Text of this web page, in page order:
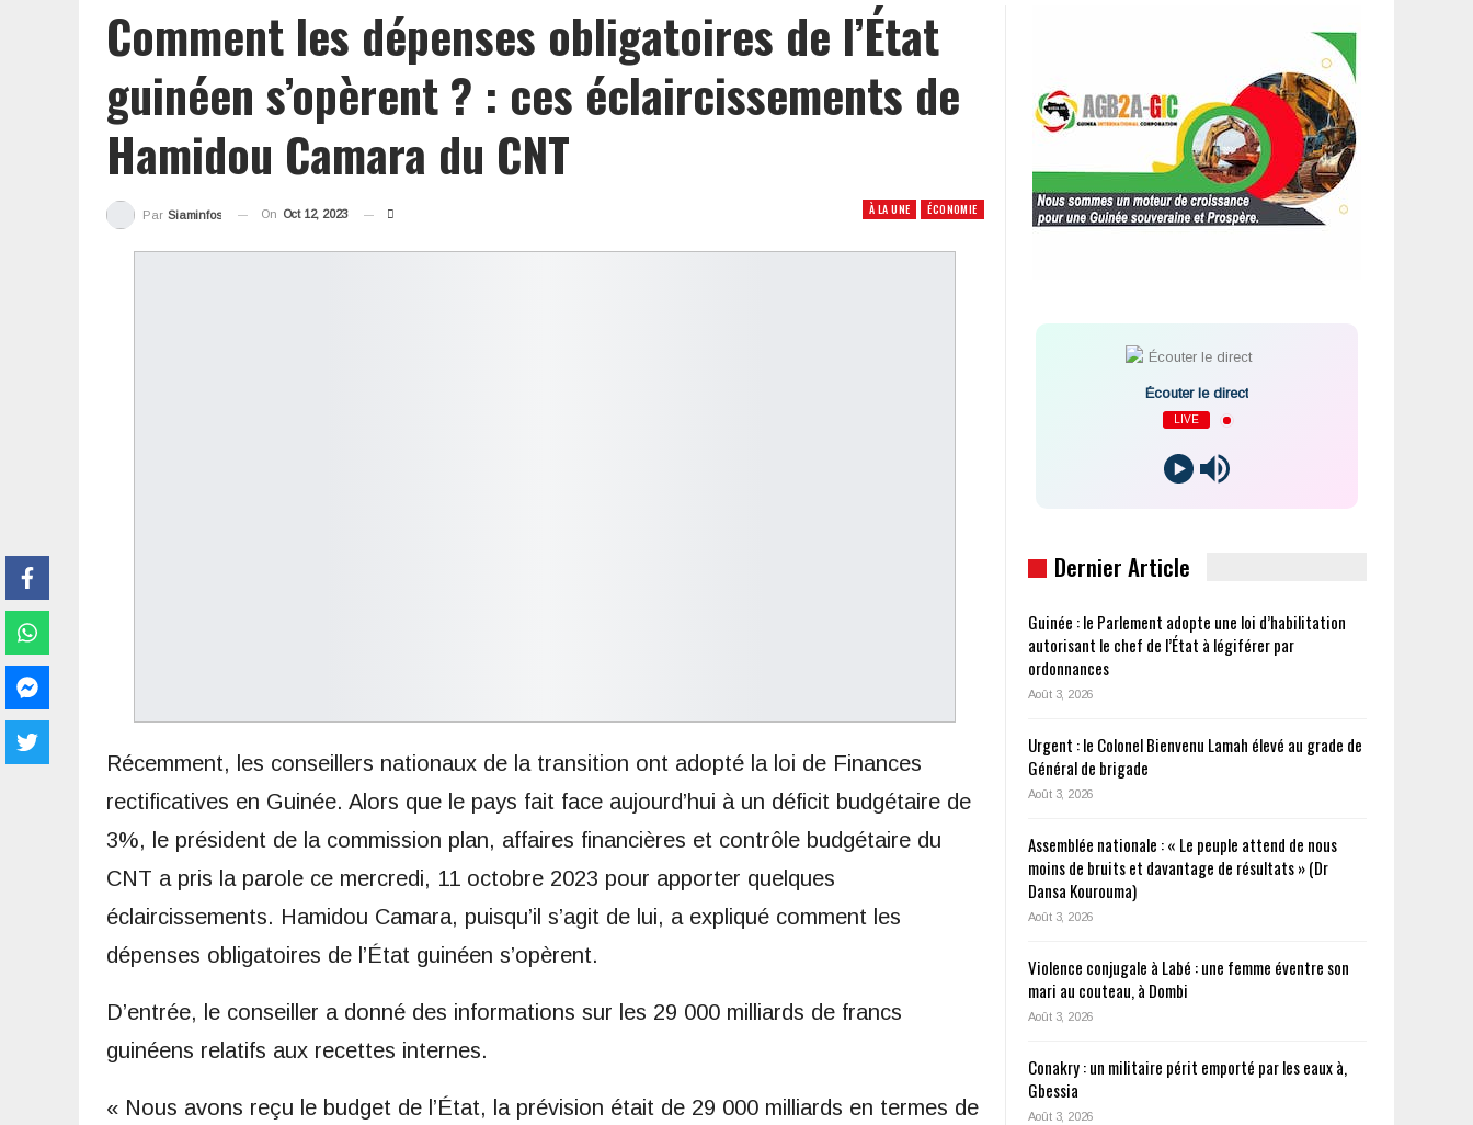
Comment les dépenses obligatoires de l’État
guinéen s’opèrent ? : ces éclaircissements de
Hamidou Camara du CNT
À LA UNE ÉCONOMIE
Par Siaminfos On Oct 12, 2023
Récemment, les conseillers nationaux de la transition ont adopté la loi de Finances
rectificatives en Guinée. Alors que le pays fait face aujourd’hui à un déficit budgétaire de
3%, le président de la commission plan, affaires financières et contrôle budgétaire du
CNT a pris la parole ce mercredi, 11 octobre 2023 pour apporter quelques
éclaircissements. Hamidou Camara, puisqu’il s’agit de lui, a expliqué comment les
dépenses obligatoires de l’État guinéen s’opèrent.
D’entrée, le conseiller a donné des informations sur les 29 000 milliards de francs
guinéens relatifs aux recettes internes.
« Nous avons reçu le budget de l’État, la prévision était de 29 000 milliards en termes de
Écouter le direct
LIVE
Dernier Article
Guinée : le Parlement adopte une loi d’habilitation
autorisant le chef de l’État à légiférer par
ordonnances
Août 3, 2026
Urgent : le Colonel Bienvenu Lamah élevé au grade de
Général de brigade
Août 3, 2026
Assemblée nationale : « Le peuple attend de nous
moins de bruits et davantage de résultats » (Dr
Dansa Kourouma)
Août 3, 2026
Violence conjugale à Labé : une femme éventre son
mari au couteau, à Dombi
Août 3, 2026
Conakry : un militaire périt emporté par les eaux à,
Gbessia
Août 3, 2026